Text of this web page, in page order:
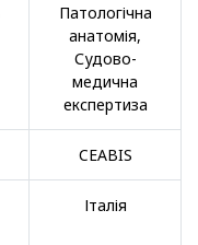
Патологічна
анатомія,
Судово-
медична
експертиза
CEABIS
Італія